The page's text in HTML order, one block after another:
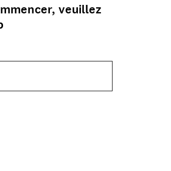
veuillez